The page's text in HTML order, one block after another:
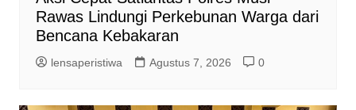
Rawas Lindungi Perkebunan Warga dari
Bencana Kebakaran
lensaperistiwa Agustus 7, 2026 0